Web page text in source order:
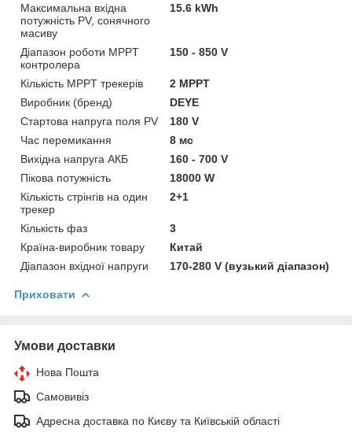
Максимальна вхідна
потужність PV, сонячного
масиву
15.6 kWh
Діапазон роботи MPPT
контролера
150 - 850 V
Кількість MPPT трекерів
2 MPPT
Виробник (бренд)
DEYE
Стартова напруга поля PV
180 V
Час перемикання
8 мс
Вихідна напруга АКБ
160 - 700 V
Пікова потужність
18000 W
Кількість стрінгів на один
трекер
2+1
Кількість фаз
3
Країна-виробник товару
Китай
Діапазон вхідної напруги
170-280 V (вузький діапазон)
Приховати
Умови доставки
Нова Пошта
Самовивіз
Адресна доставка по Києву та Київській області